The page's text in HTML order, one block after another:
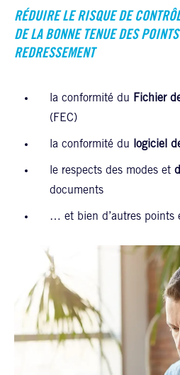
RÉDUIRE LE RISQUE DE
DE LA BONNE TENUE DES
REDRESSEMENT
la conformité du Fichier
(FEC)
la conformité du logiciel
le respects des modes et
documents
… et bien d’autres points